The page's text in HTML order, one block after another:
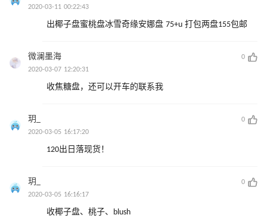
2020-03-11 00:22:43
出椰子盘蜜桃盘冰雪奇缘安娜盘 75+u 打包两盘155包邮
微澜墨海
0
2020-03-07 12:20:31
收焦糖盘，还可以开车的联系我
玥_
0
2020-03-05 16:17:20
120出日落现货！
玥_
0
2020-03-05 16:16:17
收椰子盘、桃子、blush